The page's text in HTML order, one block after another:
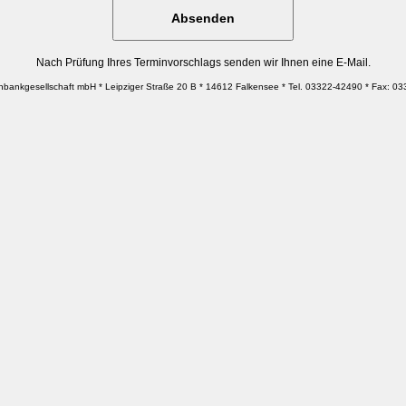
Nach Prüfung Ihres Terminvorschlags senden wir Ihnen eine E-Mail.
mbH * Leipziger Straße 20 B * 14612 Falkensee * Tel. 03322-42490 * Fax: